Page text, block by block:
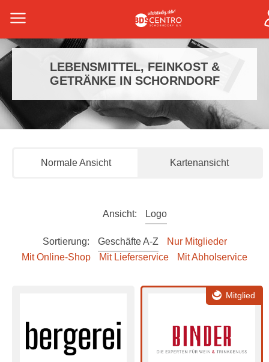
LEBENSMITTEL, FEINKOST &
GETRÄNKE IN SCHORNDORF
Normale Ansicht Kartenansicht
Ansicht: Logo
Sortierung: Geschäfte A-Z
Nur Mitglieder
Mit Online-Shop
Mit Lieferservice Mit Abholservice
Mitglied